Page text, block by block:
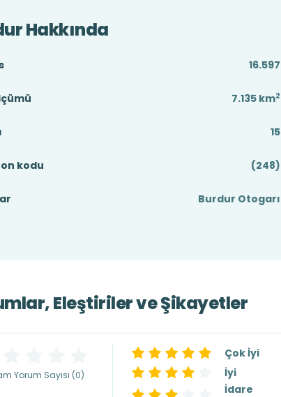
Hakkında
16.597
7.135 km2
15
kodu (248)
Burdur Otogarı
Eleştiriler ve Şikayetler
Yorum Sayısı (0)
Çok İyi
İyi
İdare